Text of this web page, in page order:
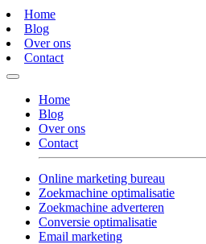
Home
Blog
Over ons
Contact
Home
Blog
Over ons
Contact
Online marketing bureau
Zoekmachine optimalisatie
Zoekmachine adverteren
Conversie optimalisatie
Email marketing